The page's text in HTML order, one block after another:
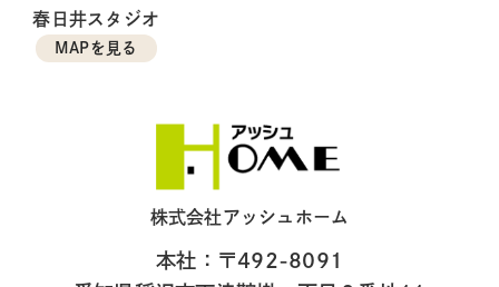
春日井スタジオ
MAPを見る
株式会社アッシュホーム
本社：〒492-8091